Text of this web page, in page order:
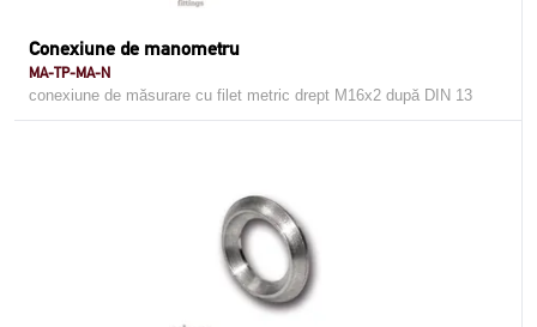
Conexiune de manometru
MA-TP-MA-N
conexiune de măsurare cu filet metric drept M16x2 după DIN 13